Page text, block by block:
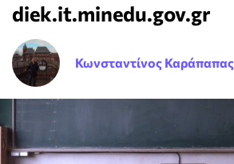
diek.it.minedu.gov.gr
Κωνσταντίνος Καράπαπας